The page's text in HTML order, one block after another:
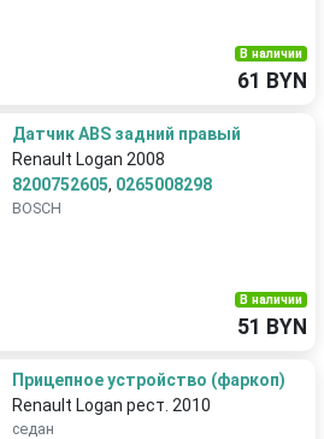
В наличии
61 BYN
Датчик ABS задний правый
Renault Logan 2008
8200752605, 0265008298
BOSCH
В наличии
51 BYN
Прицепное устройство (фаркоп)
Renault Logan рест. 2010
седан